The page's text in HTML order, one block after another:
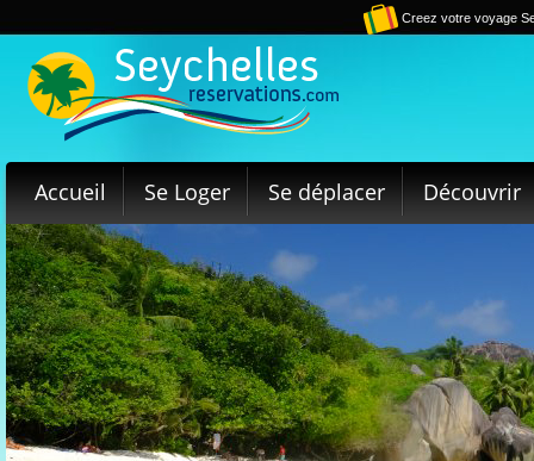
Creez votre voyage
Accueil Se Loger Se déplacer Découvrir